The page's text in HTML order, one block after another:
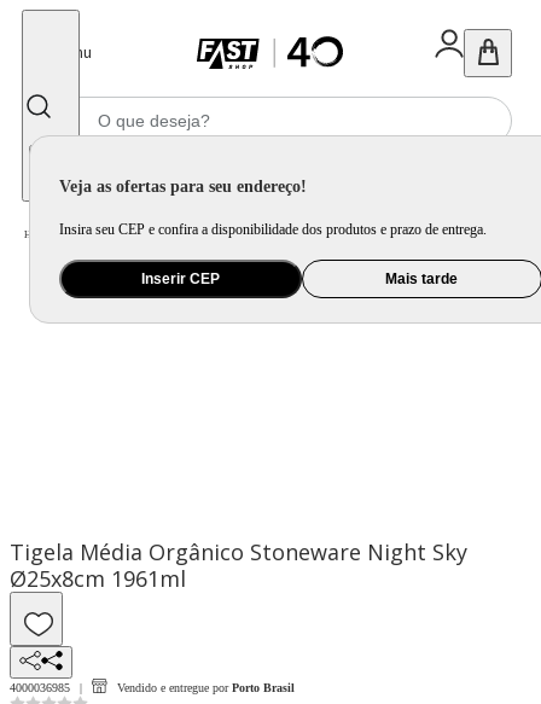
Menu
Veja as ofertas para seu endereço!
Insira seu CEP e confira a disponibilidade dos produtos e prazo de entrega.
Inserir CEP Mais tarde
Home Utilidade Doméstica Mesa / Aparelho de Jantar e Prato Avulso
Tigela Média Orgânico Stoneware Night Sky
Ø25x8cm 1961ml
4000036985 Vendido e entregue por Porto Brasil